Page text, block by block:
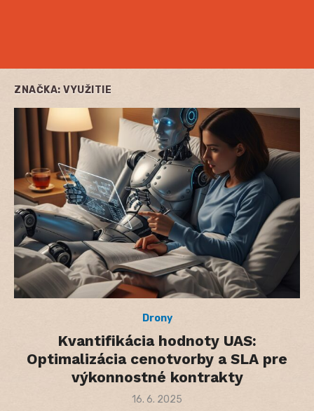
ZNAČKA: VYUŽITIE
Drony
Kvantifikácia hodnoty UAS:
Optimalizácia cenotvorby a SLA pre
výkonnostné kontrakty
Posted
16. 6. 2025